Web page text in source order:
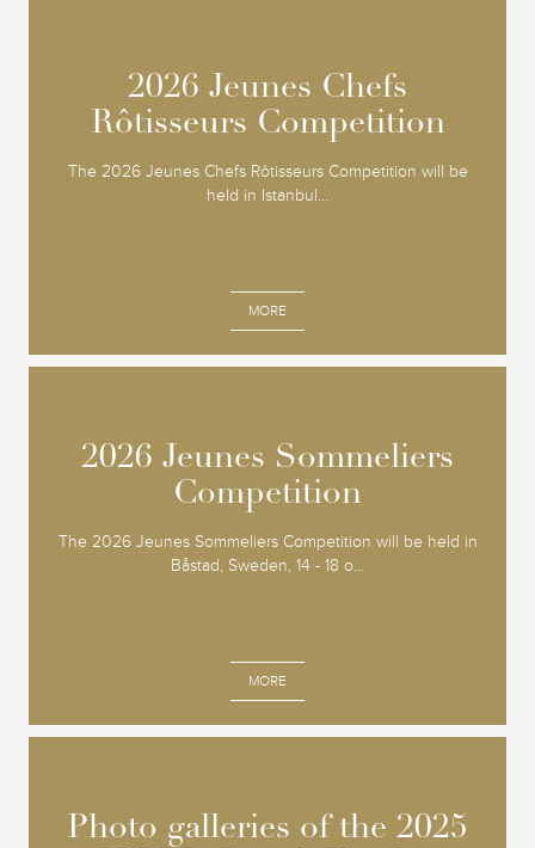
2026 Jeunes Chefs
Rôtisseurs Competition
The 2026 Jeunes Chefs Rôtisseurs Competition will be
held in Istanbul...
MORE
2026 Jeunes Chefs
Rôtisseurs Competition
2026 Jeunes Sommeliers
Competition
The 2026 Jeunes Sommeliers Competition will be held in
Båstad, Sweden, 14 - 18 o...
MORE
2026 Jeunes Sommeliers
Competition
Photo galleries of the 2025
Photo galleries of the 2025